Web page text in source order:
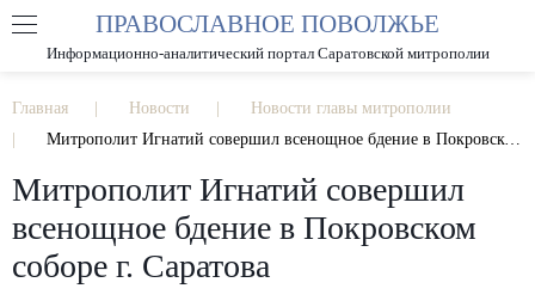
РАЗМЕР ШРИФТА А А
ПРАВОСЛАВНОЕ ПОВОЛЖЬЕ
Информационно-аналитический портал Саратовской митрополии
Главная Новости
Новости главы митрополии
Митрополит Игнатий совершил всенощное бдение в Покровском соборе г. Саратова
Митрополит Игнатий совершил
всенощное бдение в Покровском
соборе г. Саратова